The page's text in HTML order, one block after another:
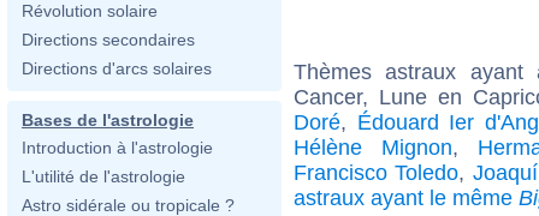
Révolution solaire
Directions secondaires
Directions d'arcs solaires
Bases de l'astrologie
Introduction à l'astrologie
L'utilité de l'astrologie
Astro sidérale ou tropicale ?
Thèmes astraux
Cancer, Lune en
Doré, Édouard Ier
Hélène Mignon,
Francisco Toledo,
astraux ayant le même